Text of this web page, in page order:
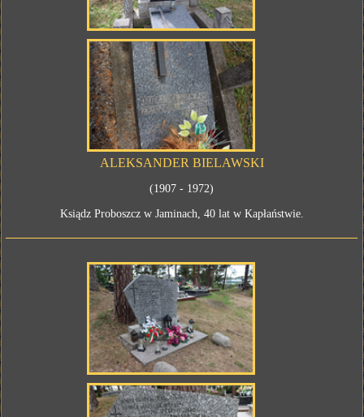
ALEKSANDER BIELAWSKI
(1907 - 1972)
Ksiądz Proboszcz w Jaminach, 40 lat w Kapłaństwie.